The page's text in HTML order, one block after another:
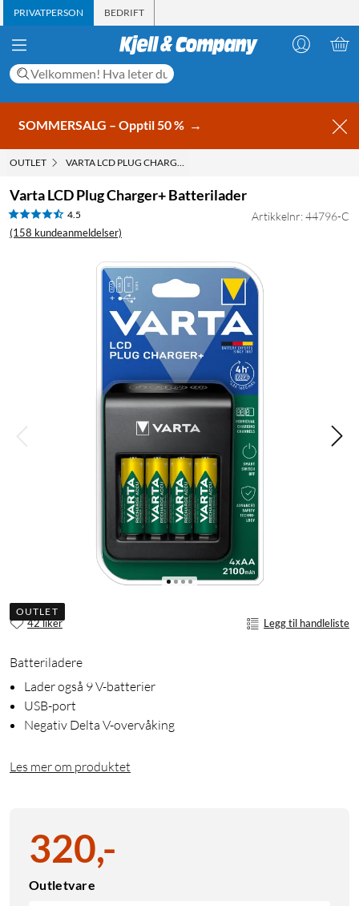
PRIVATPERSON BEDRIFT
SOMMERSALG – Opptil 50 % →
OUTLET VARTA LCD PLUG CHARGER+ BATTERILADER
Varta LCD Plug Charger+ Batterilader
4.5
(158 kundeanmeldelser)
Artikkelnr: 44796-C
OUTLET
42 liker Legg til handleliste
Batteriladere
Lader også 9 V-batterier
USB-port
Negativ Delta V-overvåking
Les mer om produktet
320,-
Outletvare